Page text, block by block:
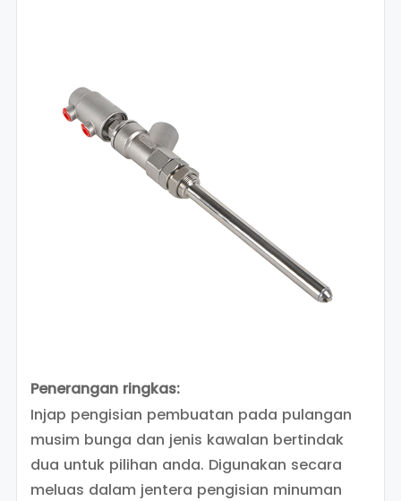
Penerangan ringkas:
Injap pengisian pembuatan pada pulangan
musim bunga dan jenis kawalan bertindak
dua untuk pilihan anda. Digunakan secara
meluas dalam jentera pengisian minuman